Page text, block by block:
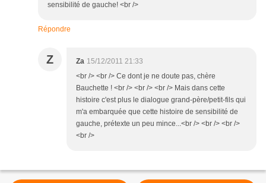
sensibilité de gauche! <br />
Répondre
Z Za 15/12/2011 21:33
<br /> <br /> Ce dont je ne doute pas, chère
Bauchette ! <br /> <br /> <br /> Mais dans cette
histoire c'est plus le dialogue grand-père/petit-fils qui
m'a embarquée que cette histoire de sensibilité de
gauche, prétexte un peu mince...<br /> <br /> <br />
<br />